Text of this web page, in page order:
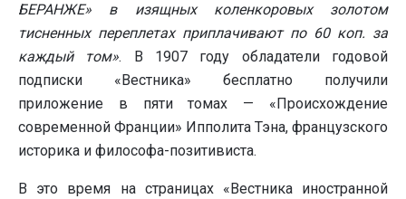
БЕРАНЖЕ» в изящных коленкоровых золотом
тисненных переплетах приплачивают по 60 коп. за
каждый том». В 1907 году обладатели годовой
подписки «Вестника» бесплатно получили
приложение в пяти томах — «Происхождение
современной Франции» Ипполита Тэна, французского
историка и философа-позитивиста.
В это время на страницах «Вестника иностранной